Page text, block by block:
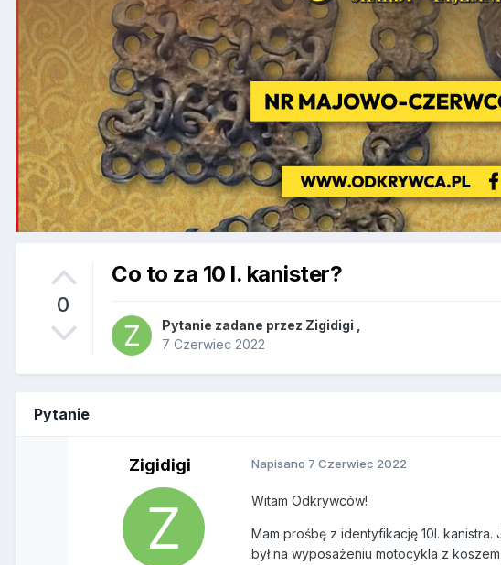
0
Co to za 10 l. kanister?
Pytanie zadane przez Zigidigi
7 Czerwiec 2022
Pytanie
Zigidigi Napisano 7 Czerwiec 2022
Witam Odkrywców!
Mam prośbę z identyfikację 10l.
był na wyposażeniu motocykla z